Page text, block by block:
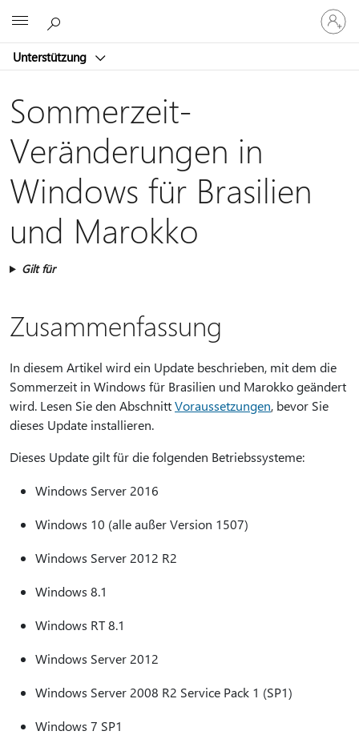
Unterstützung
Bei
Ihrem
Konto
Sommerzeit-
Veränderungen in
Windows für Brasilien
und Marokko
Gilt für
Zusammenfassung
In diesem Artikel wird ein Update beschrieben, mit dem die
Sommerzeit in Windows für Brasilien und Marokko geändert
wird. Lesen Sie den AbschnittVoraussetzungen, bevor Sie
dieses Update installieren.
Dieses Update gilt für die folgenden Betriebssysteme:
Windows Server 2016
Windows 10 (alle außer Version 1507)
Windows Server 2012 R2
Windows 8.1
Windows RT 8.1
Windows Server 2012
Windows Server 2008 R2 Service Pack 1 (SP1)
Windows 7 SP1